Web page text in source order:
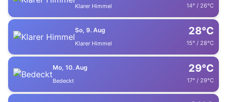
Klarer Himmel 14° / 26°C
So, 9. Aug
Klarer Himmel
28°C
15° / 28°C
Mo, 10. Aug
Bedeckt
29°C
17° / 29°C